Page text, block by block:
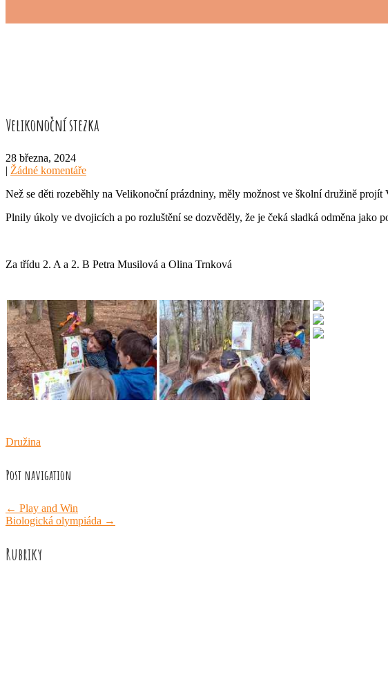
Velikonoční stezka
28 března, 2024
| Žádné komentáře
Než se děti rozeběhly na Velikonoční prázdniny, měly možnost ve školní družině projít
Plnily úkoly ve dvojicích a po rozluštění se dozvěděly, že je čeká sladká odměna jako
Za třídu 2. A a 2. B Petra Musilová a Olina Trnková
Družina
Post navigation
← Play and Win
Biologická olympiáda →
Rubriky